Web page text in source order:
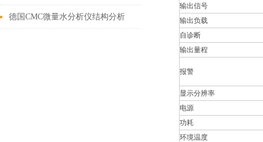
下几个方面进行
德国CMC微量水分析仪结构分析
输出信号
输出负载
自诊断
输出量程
报警
显示分辨率
电源
功耗
环境温度